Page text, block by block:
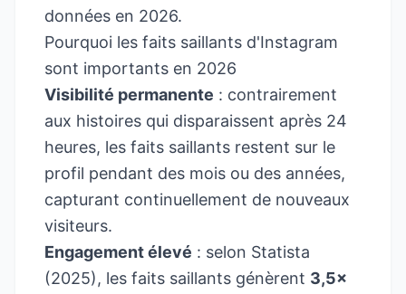
données en 2026.
Pourquoi les faits saillants d'Instagram
sont importants en 2026
Visibilité permanente : contrairement
aux histoires qui disparaissent après 24
heures, les faits saillants restent sur le
profil pendant des mois ou des années,
capturant continuellement de nouveaux
visiteurs.
Engagement élevé : selon Statista
(2025), les faits saillants génèrent 3,5×